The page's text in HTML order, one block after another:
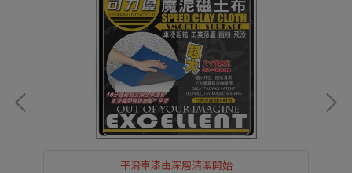
平滑車漆由深層清潔開始